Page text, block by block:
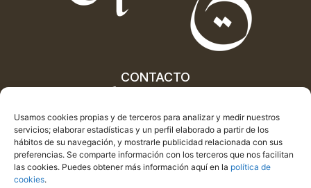
Usamos cookies propias y de terceros para analizar y medir nuestros
servicios; elaborar estadísticas y un perfil elaborado a partir de los
hábitos de su navegación, y mostrarle publicidad relacionada con sus
preferencias. Se comparte información con los terceros que nos facilitan
las cookies. Puedes obtener más información aquí en la política de
cookies.
CONTACTO
622 06 53 55
info@cuevascastillejar.com